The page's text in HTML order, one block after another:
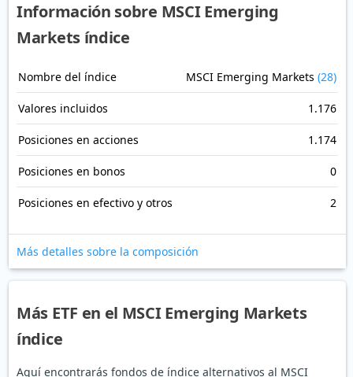
Información sobre MSCI Emerging
Markets índice
Nombre del índice MSCI Emerging Markets (28)
Valores incluidos 1.176
Posiciones en acciones 1.174
Posiciones en bonos 0
Posiciones en efectivo y otros 2
Más detalles sobre la composición
Más ETF en el MSCI Emerging Markets
índice
Aquí encontrarás fondos de índice alternativos al MSCI